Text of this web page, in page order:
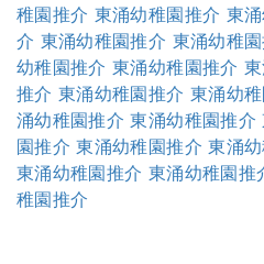
稚園推介 東涌幼稚園推介 東
介 東涌幼稚園推介 東涌幼稚
幼稚園推介 東涌幼稚園推介
推介 東涌幼稚園推介 東涌幼
涌幼稚園推介 東涌幼稚園推介
園推介 東涌幼稚園推介 東涌
東涌幼稚園推介 東涌幼稚園推
稚園推介